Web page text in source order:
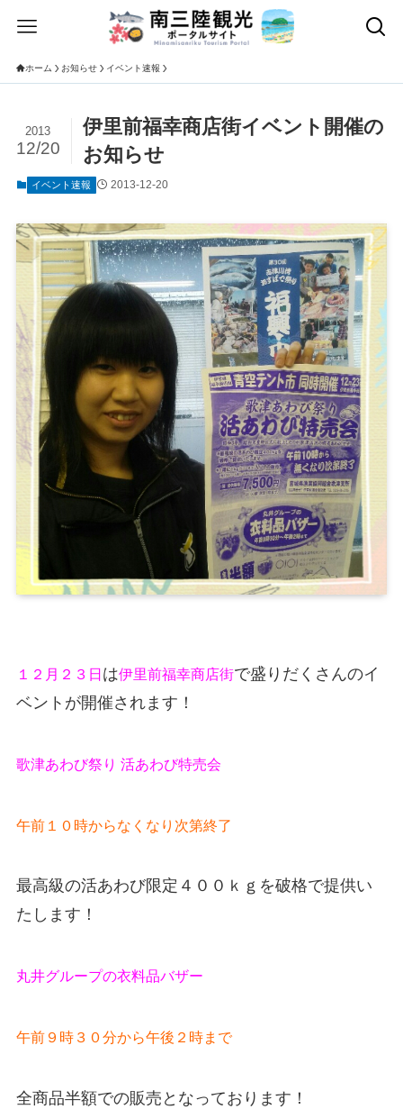
ホーム お知らせ イベント速報
伊里前福幸商店街イベント開催の
お知らせ
2013
12/20
イベント速報 2013-12-20
１２月２３日 は伊里前福幸商店街で盛りだくさんのイ
ベントが開催されます！
歌津あわび祭り 活あわび特売会
午前１０時からなくなり次第終了
最高級の活あわび限定４００ｋｇを破格で提供い
たします！
丸井グループの衣料品バザー
午前９時３０分から午後２時まで
全商品半額での販売となっております！